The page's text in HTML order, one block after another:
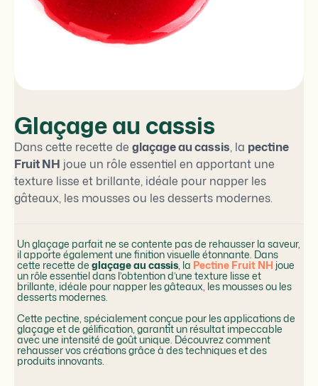
Glaçage au cassis
Dans cette recette de glaçage au cassis, la pectine
Fruit NH joue un rôle essentiel en apportant une
texture lisse et brillante, idéale pour napper les
gâteaux, les mousses ou les desserts modernes.
Un glaçage parfait ne se contente pas de rehausser la saveur,
il apporte également une finition visuelle étonnante. Dans
cette recette de glaçage au cassis, la Pectine Fruit NH joue
un rôle essentiel dans l’obtention d’une texture lisse et
brillante, idéale pour napper les gâteaux, les mousses ou les
desserts modernes.
Cette pectine, spécialement conçue pour les applications de
glaçage et de gélification, garantit un résultat impeccable
avec une intensité de goût unique. Découvrez comment
rehausser vos créations grâce à des techniques et des
produits innovants.